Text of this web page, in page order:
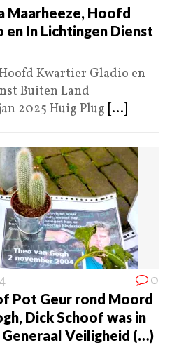
Maarheeze, Hoofd
In Lichtingen Dienst
Kwartier Gladio en
Buiten Land
2025 Huig Plug [...]
0
Pot Geur rond Moord
Dick Schoof was in
Veiligheid (…)